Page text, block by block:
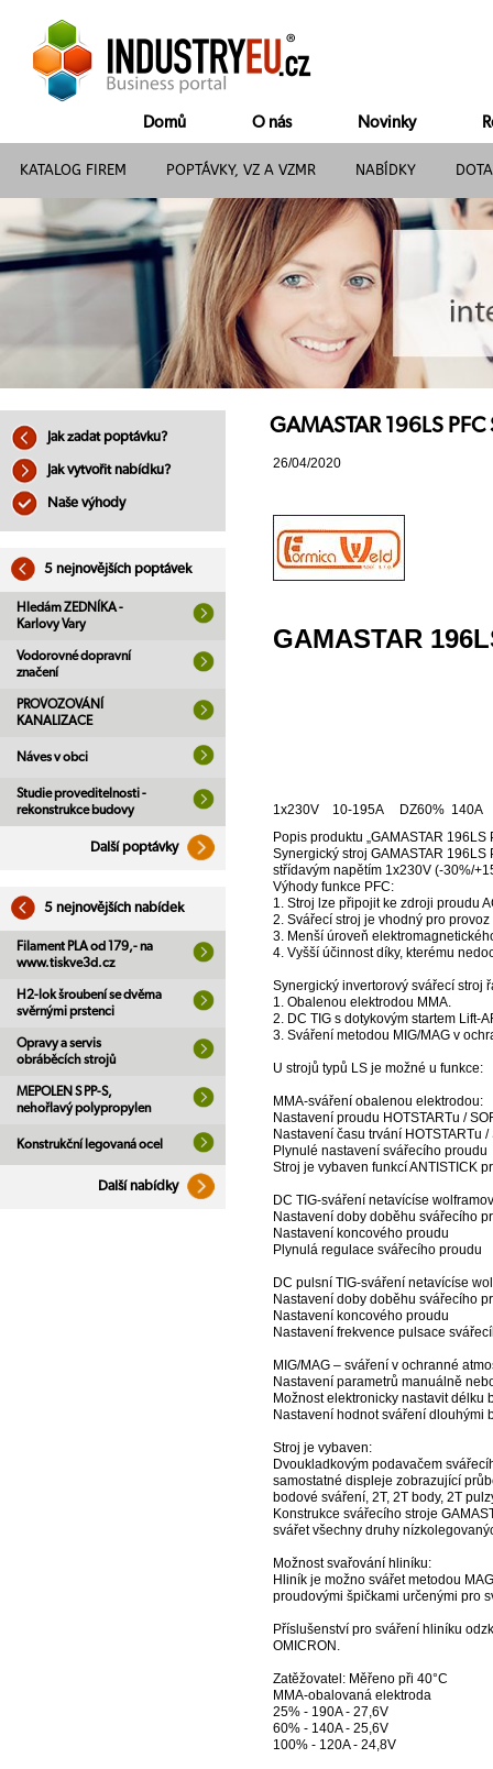
Domů O nás Novinky
KATALOG FIREM POPTÁVKY, VZ A VZMR NABÍDKY
Jak zadat poptávku?
Jak vytvořit nabídku?
Naše výhody
5 nejnovějších poptávek
Hledám ZEDNÍKA -
Karlovy Vary
Vodorovné dopravní
značení
PROVOZOVÁNÍ
KANALIZACE
Náves v obci
Studie proveditelnosti -
rekonstrukce budovy
Další poptávky
5 nejnovějších nabídek
Filament PLA od 179,- na
www.tiskve3d.cz
H2-lok šroubení se dvěma
svěrnými prstenci
Opravy a servis
obráběcích strojů
MEPOLEN S PP-S,
nehořlavý polypropylen
Konstrukční legovaná ocel
Další nabídky
GAMASTAR 196LS
26/04/2020
GAMASTAR
1x230V 10-195A DZ60% 140A
Popis produktu „GAMASTAR
Synergický stroj GAMASTAR
střídavým napětím 1x230V (-30%/
Výhody funkce PFC:
1. Stroj lze připojit ke zdroji proudu
2. Svářecí stroj je vhodný pro
3. Menší úroveň
4. Vyšší účinnost díky, kterému
Synergický invertorový svářecí stroj
1. Obalenou elektrodou MMA.
2. DC TIG s dotykovým startem Lift-
3. Sváření metodou MIG/MAG v
U strojů typů LS je možné u funkce:
MMA-sváření obalenou elektrodou:
Nastavení proudu HOTSTARTu /
Nastavení času trvání HOTSTARTu /
Plynulé nastavení svářecího proudu
Stroj je vybaven funkcí ANTISTICK
DC TIG-sváření netavícíse
Nastavení doby doběhu svářecího
Nastavení koncového proudu
Plynulá regulace svářecího proudu
DC pulsní TIG-sváření netavícíse
Nastavení doby doběhu svářecího
Nastavení koncového proudu
Nastavení frekvence pulsace
MIG/MAG – sváření v ochranné
Nastavení parametrů manuálně
Možnost elektronicky nastavit délku
Nastavení hodnot sváření dlouhými
Stroj je vybaven:
Dvoukladkovým podavačem
samostatné displeje zobrazující
bodové sváření, 2T, 2T body, 2T
Konstrukce svářecího stroje
svářet všechny druhy
Možnost svařování hliníku:
Hliník je možno svářet metodou
proudovými špičkami určenými pro
Příslušenství pro sváření hliníku
OMICRON.
Zatěžovatel: Měřeno při 40°C
MMA-obalovaná elektroda
25% - 190A - 27,6V
60% - 140A - 25,6V
100% - 120A - 24,8V